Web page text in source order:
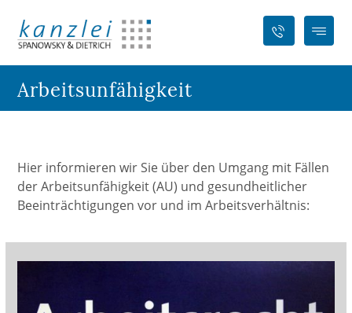
Arbeitsunfähigkeit
Hier informieren wir Sie über den Umgang mit Fällen
der Arbeitsunfähigkeit (AU) und gesundheitlicher
Beeinträchtigungen vor und im Arbeitsverhältnis: